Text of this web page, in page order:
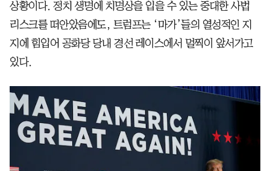
상황이다. 정치 생명에 치명상을 입을 수 있는 중대한 사법
리스크를 떠안았음에도, 트럼프는 ‘마가’들의 열성적인 지
지에 힘입어 공화당 당내 경선 레이스에서 멀찍이 앞서가고
있다.